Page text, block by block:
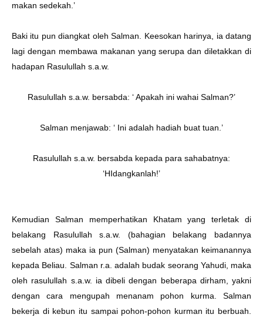
makan sedekah.’
Baki itu pun diangkat oleh Salman. Keesokan harinya, ia datang
lagi dengan membawa makanan yang serupa dan diletakkan di
hadapan Rasulullah s.a.w.
Rasulullah s.a.w. bersabda: ‘ Apakah ini wahai Salman?’
Salman menjawab: ‘ Ini adalah hadiah buat tuan.’
Rasulullah s.a.w. bersabda kepada para sahabatnya:
‘HIdangkanlah!’
Kemudian Salman memperhatikan Khatam yang terletak di
belakang Rasulullah s.a.w. (bahagian belakang badannya
sebelah atas) maka ia pun (Salman) menyatakan keimanannya
kepada Beliau. Salman r.a. adalah budak seorang Yahudi, maka
oleh rasulullah s.a.w. ia dibeli dengan beberapa dirham, yakni
dengan cara mengupah menanam pohon kurma. Salman
bekerja di kebun itu sampai pohon-pohon kurman itu berbuah.